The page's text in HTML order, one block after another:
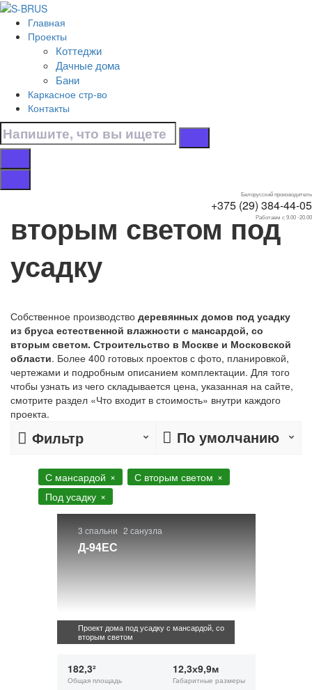
Перейти к контенту
Главная
Проекты
Коттеджи
Дачные дома
Бани
Каркасное стр-во
Контакты
Белорусский производитель
+375 (29) 384-44-05
Работаем с 9.00 -20.00
Главная
Под усадку
С мансардой
/
С вторым светом
Дома с мансардой, с
вторым светом под
усадку
Собственное производство деревянных домов под усадку
из бруса естественной влажности с мансардой, со
вторым светом. Строительство в Москве и Московской
области. Более 400 готовых проектов с фото, планировкой,
чертежами и подробным описанием комплектации. Для того
чтобы узнать из чего складывается цена, указанная на сайте,
смотрите раздел «Что входит в стоимость» внутри каждого
проекта.
Фильтр По умолчанию
С мансардой
С вторым светом
Под усадку
3 спальни 2 санузла
Д-94ЕС
Проект дома под усадку с мансардой, со
вторым светом
182,3²
Общая площадь
12,3х9,9м
Габаритные размеры